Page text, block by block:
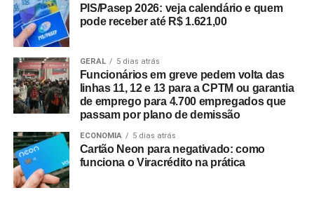
PIS/Pasep 2026: veja calendário e quem
pode receber até R$ 1.621,00
GERAL 5 dias atrás
Funcionários em greve pedem volta das
linhas 11, 12 e 13 para a CPTM ou garantia
de emprego para 4.700 empregados que
passam por plano de demissão
ECONOMIA 5 dias atrás
Cartão Neon para negativado: como
funciona o Viracrédito na prática